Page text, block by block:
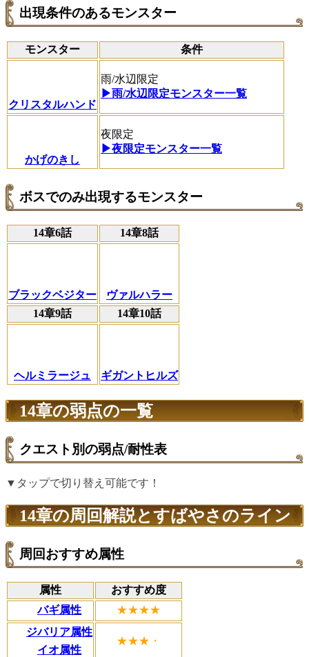
出現条件のあるモンスター
モンスター 条件
クリスタルハンド
雨/水辺限定
▶雨/水辺限定モンスター一覧
かげのきし
夜限定
▶夜限定モンスター一覧
ボスでのみ出現するモンスター
14章6話 14章8話
ブラックベジター
ヴァルハラー
14章9話
14章10話
ヘルミラージュ ギガントヒルズ
14章の弱点の一覧
クエスト別の弱点/耐性表
▼タップで切り替え可能です！
14章の周回解説とすばやさのライン
周回おすすめ属性
属性
おすすめ度
バギ属性
★★★★
ジバリア属性
イオ属性
★★★・